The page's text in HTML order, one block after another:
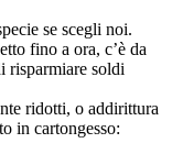
se scegli noi.
fino a ora, c’è da
risparmiare soldi
ridotti, o addirittura
in cartongesso: